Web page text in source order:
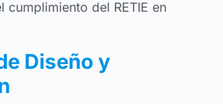
cumplimiento del RETIE en
Diseño y